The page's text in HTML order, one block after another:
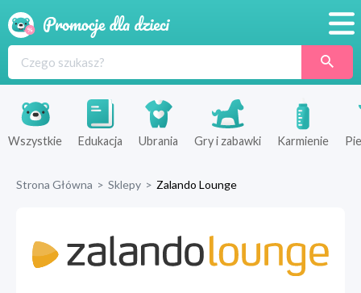
Produkty
Sklepy
Wszystkie Edukacja Ubrania Gry i zabawki Karmienie
Strona Główna > Sklepy > Zalando Lounge